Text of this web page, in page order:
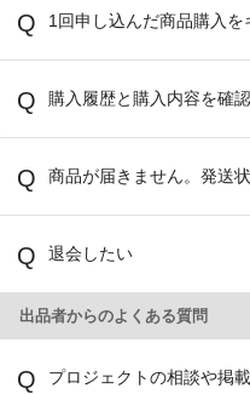
1回申し込んだ商品購入を
購入履歴と購入内容を確
商品が届きません。発送
退会したい
出品者からのよくある質問
プロジェクトの相談や掲